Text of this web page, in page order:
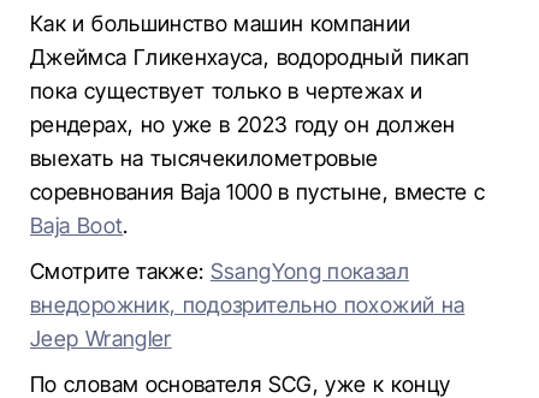
Как и большинство машин компании
Джеймса Гликенхауса, водородный пикап
пока существует только в чертежах и
рендерах, но уже в 2023 году он должен
выехать на тысячекилометровые
соревнования Baja 1000 в пустыне, вместе с
Baja Boot.
Смотрите также: SsangYong показал
внедорожник, подозрительно похожий на
Jeep Wrangler
По словам основателя SCG, уже к концу